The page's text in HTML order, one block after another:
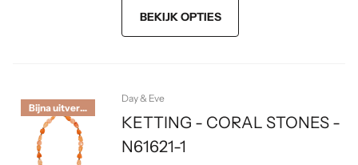
materiaal, ideaal voor dagelijks gebruik. Met
deze Small Fan Necklace ben je verzekerd
BEKIJK OPTIES
Bijna uitverkocht
Day & Eve
KETTING - CORAL STONES -
N61621-1